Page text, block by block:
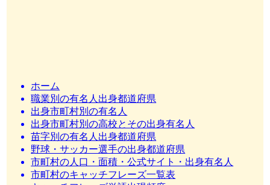
ホーム
職業別の有名人出身都道府県
出身市町村別の有名人
出身市町村別の高校とその出身有名人
苗字別の有名人出身都道府県
野球・サッカー選手の出身都道府県
市町村の人口・面積・公式サイト・出身有名人
市町村のキャッチフレーズ一覧表